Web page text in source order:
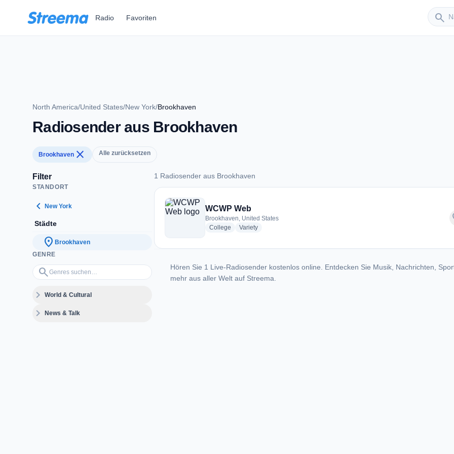
Radio Favoriten search
Sender
North America/United States/New York/Brookhaven
Radiosender aus Brookhaven
Brookhaven close Alle zurücksetzen
Filter
STANDORT
chevron_left New York
Städte
location_on Brookhaven
GENRE
search
Genres suchen…
expand_moreWorld & Cultural
expand_moreNews & Talk
1 Radiosender aus Brookhaven
1 Radiosender aus Brookhaven
WCWP Web
Brookhaven, United States
College radio stations
Varietyradio stations
Hören Sie 1 Live-Radiosender kostenlos online. Entdecken Sie Musik, Nachrichten,
mehr aus aller Welt auf Streema.